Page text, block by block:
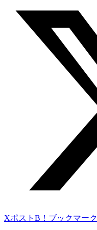
Xポスト B！ブックマーク